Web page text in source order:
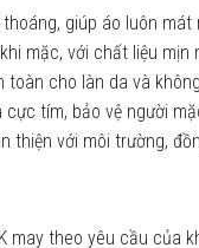
giúp áo luôn
mặc, với chất liệu mịn
toàn cho làn da và
cực tím, bảo vệ người
thiện với môi trường,
may theo yêu cầu của